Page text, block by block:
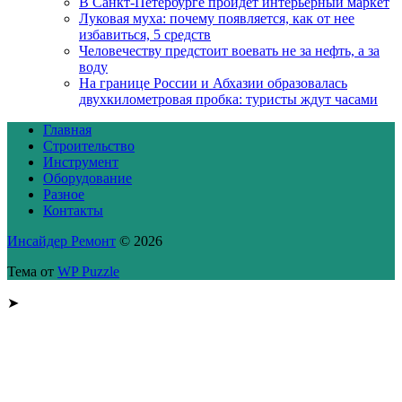
Луковая муха: почему появляется, как от нее
избавиться, 5 средств
Человечеству предстоит воевать не за нефть, а за
воду
На границе России и Абхазии образовалась
двухкилометровая пробка: туристы ждут часами
Главная
Строительство
Инструмент
Оборудование
Разное
Контакты
Инсайдер Ремонт © 2026
Тема от WP Puzzle
➤